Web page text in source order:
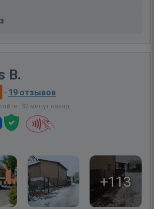
B.
· 19 отзывов
32 минут назад
+113